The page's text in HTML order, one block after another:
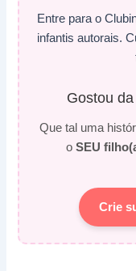
Entre para o
infantis autorais.
Gostou
Que tal uma
o SEU
Crie